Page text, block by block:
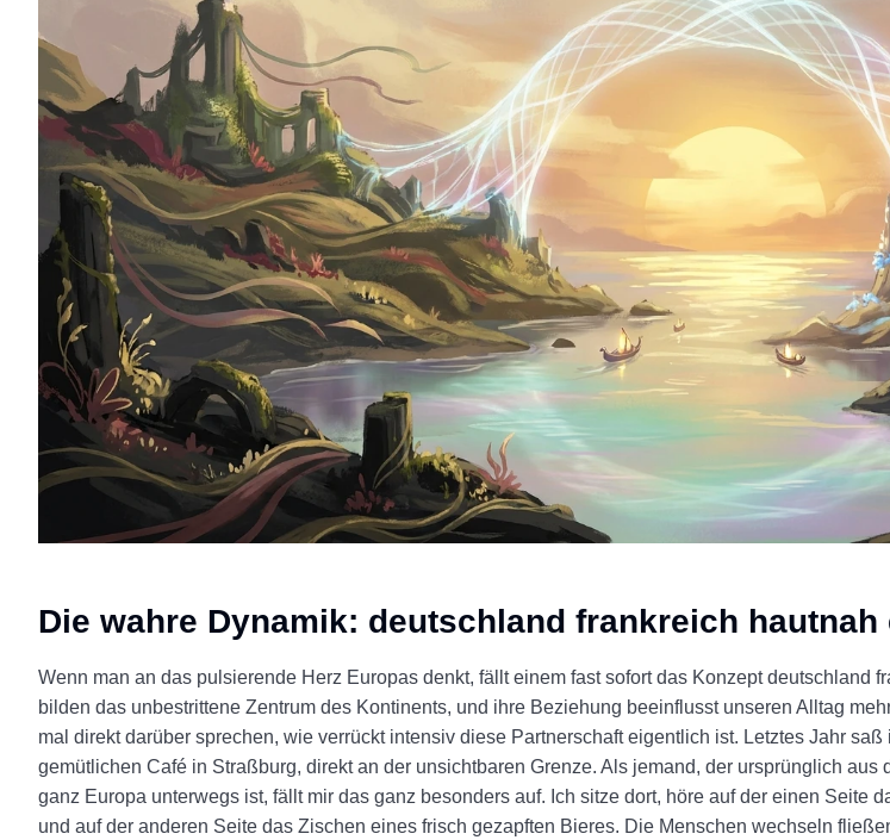
Die wahre Dynamik: deutschland frankreich hautnah
Wenn man an das pulsierende Herz Europas denkt, fällt einem fast sofort das Konzept deutschland
bilden das unbestrittene Zentrum des Kontinents, und ihre Beziehung beeinflusst unseren Alltag
mal direkt darüber sprechen, wie verrückt intensiv diese Partnerschaft eigentlich ist. Letztes Jahr
gemütlichen Café in Straßburg, direkt an der unsichtbaren Grenze. Als jemand, der ursprünglich aus
ganz Europa unterwegs ist, fällt mir das ganz besonders auf. Ich sitze dort, höre auf der einen Seite
und auf der anderen Seite das Zischen eines frisch gezapften Bieres. Die Menschen wechseln